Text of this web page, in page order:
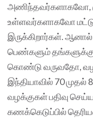
அணிந்தவர்களாகவோ,
உள்ளவர்களாகவோ
இருக்கிறார்கள்.
பெண்களும்
கொண்டு வருவதோ,
இந்தியாவில் 70 முதல்
வழக்குகள் பதிவு
கணக்கெடுப்பில்